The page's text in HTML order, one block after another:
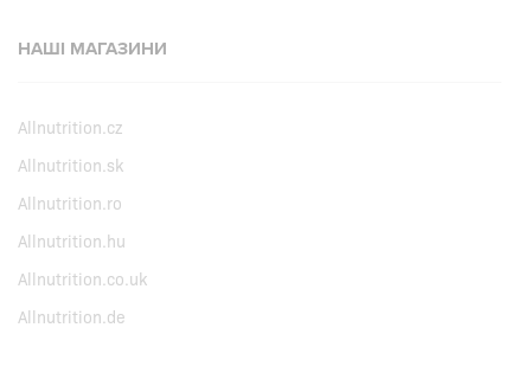
НАШІ МАГАЗИНИ
Allnutrition.cz
Allnutrition.sk
Allnutrition.ro
Allnutrition.hu
Allnutrition.co.uk
Allnutrition.de